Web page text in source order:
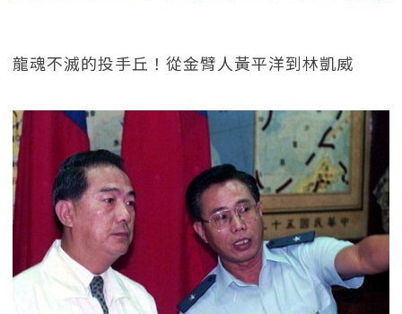
龍魂不滅的投手丘！從金臂人黃平洋到林凱威